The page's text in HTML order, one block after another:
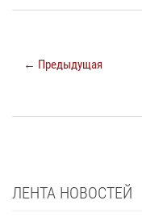
← Предыдущая
ЛЕНТА НОВОСТЕЙ